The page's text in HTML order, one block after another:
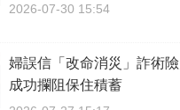
2026-07-30 15:54
婦誤信「改命消災」詐術
成功攔阻保住積蓄